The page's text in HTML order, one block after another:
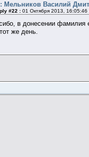
Мельников Василий
#22 : 01 Октября 2013, 16:05:46
в донесении фамилия
же день.